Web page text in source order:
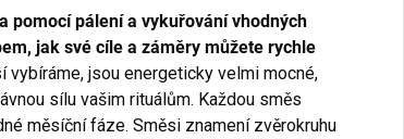
pomocí pálení a vykuřování vhodných
jak své cíle a záměry můžete rychle
vybíráme, jsou energeticky velmi mocné,
sílu vašim rituálům. Každou směs
měsíční fáze. Směsi znamení zvěrokruhu
Přihlaste se k našemu
newsletteru asleva 150 Kč na
první nákup
je Vaše!
(Sleva platí při objednání nad 800 Kč)